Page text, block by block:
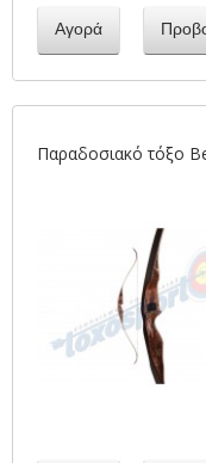
Αγορά
Παραδοσιακό τόξο